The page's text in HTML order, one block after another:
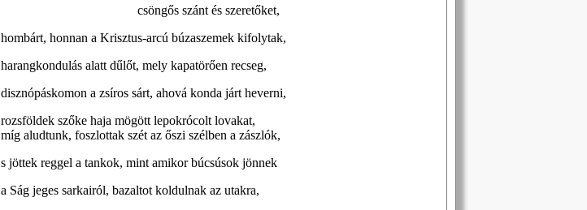
csöngős szánt és szeretőket,
hombárt, honnan a Krisztus-arcú búzaszemek kifolytak,
harangkondulás alatt dűlőt, mely kapatörően recseg,
disznópáskomon a zsíros sárt, ahová konda járt heverni,
rozsföldek szőke haja mögött lepokrócolt lovakat,
míg aludtunk, foszlottak szét az őszi szélben a zászlók,
s jöttek reggel a tankok, mint amikor búcsúsok jönnek
a Ság jeges sarkairól, bazaltot koldulnak az utakra,